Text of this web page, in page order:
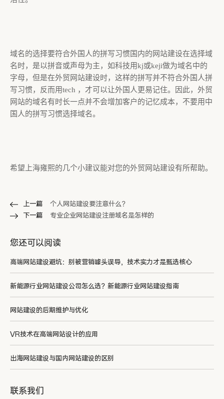
域名的选择要符合外国人的拼写习惯国内的网站建设在选择域
名时，是以拼音或声母为主，如科技用kj或keji做为域名中的
字母，但是在外贸网站建设时，这样的拼写并不符合外国人拼
写习惯，反而用tech ，才可以让外国人更易记住。因此，外贸
网站的域名有时长一点并不会增加客户的记忆成本，不要用中
国人的拼写习惯选择域名。
希望上海雍熙的几个小建议能对您的外贸网站建设有所帮助。
上一篇
个人网站建设要注意什么？
下一篇
专业企业网站建设注册域名是怎样的
您还可以阅读
高端网站建设避坑：别被营销噱头误导，技术实力才是甄选核心
新能源行业网站建设公司怎么选？新能源行业网站建设指南
网站建设的后期维护与优化
VR技术在高端网站设计的应用
出海网站建设与国内网站建设的区别
联系我们